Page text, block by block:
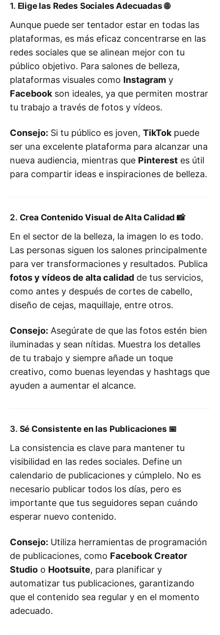
1. Elige las Redes Sociales Adecuadas🌐
Aunque puede ser tentador estar en todas las
plataformas, es más eficaz concentrarse en las
redes sociales que se alinean mejor con tu
público objetivo. Para salones de belleza,
plataformas visuales como Instagram y
Facebook son ideales, ya que permiten mostrar
tu trabajo a través de fotos y vídeos.
Consejo: Si tu público es joven, TikTok puede
ser una excelente plataforma para alcanzar una
nueva audiencia, mientras que Pinterest es útil
para compartir ideas e inspiraciones de belleza.
2. Crea Contenido Visual de Alta Calidad 📸
En el sector de la belleza, la imagen lo es todo.
Las personas siguen los salones principalmente
para ver transformaciones y resultados. Publica
fotos y vídeos de alta calidad de tus servicios,
como antes y después de cortes de cabello,
diseño de cejas, maquillaje, entre otros.
Consejo: Asegúrate de que las fotos estén bien
iluminadas y sean nítidas. Muestra los detalles
de tu trabajo y siempre añade un toque
creativo, como buenas leyendas y hashtags que
ayuden a aumentar el alcance.
3. Sé Consistente en las Publicaciones 📅
La consistencia es clave para mantener tu
visibilidad en las redes sociales. Define un
calendario de publicaciones y cúmplelo. No es
necesario publicar todos los días, pero es
importante que tus seguidores sepan cuándo
esperar nuevo contenido.
Consejo: Utiliza herramientas de programación
de publicaciones, como Facebook Creator
Studio o Hootsuite, para planificar y
automatizar tus publicaciones, garantizando
que el contenido sea regular y en el momento
adecuado.